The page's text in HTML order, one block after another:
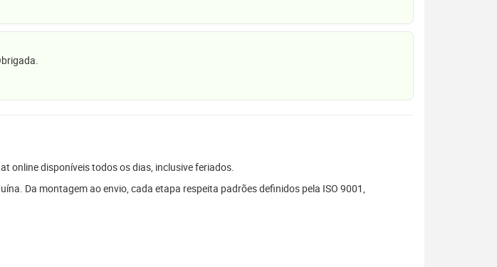
online disponíveis todos os dias, inclusive feriados.
Da montagem ao envio, cada etapa respeita padrões definidos pela ISO 9001,